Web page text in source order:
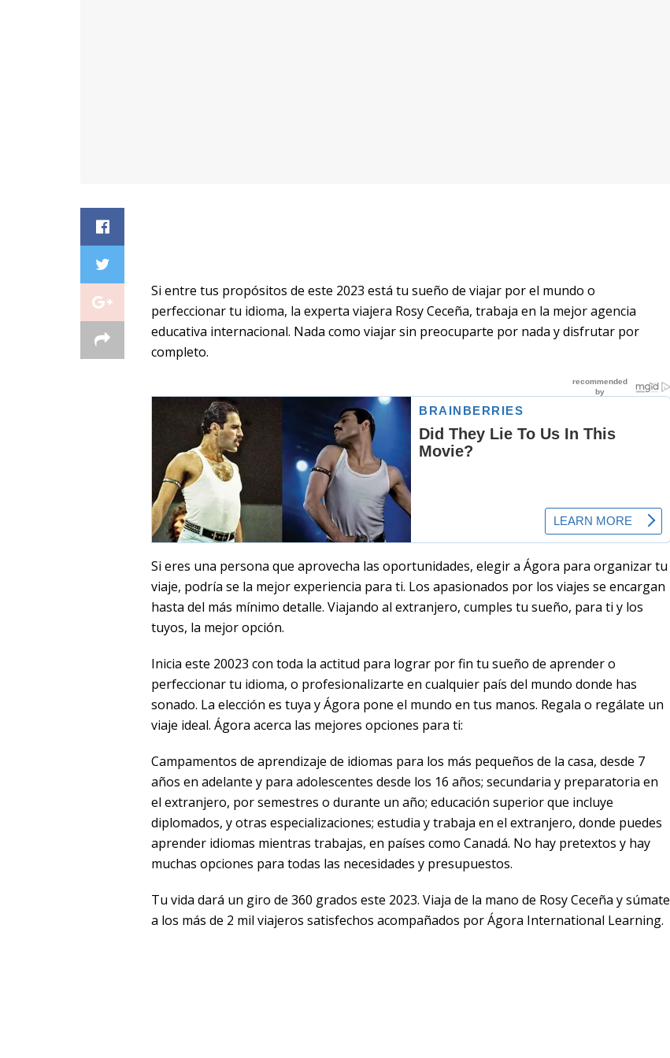
Si entre tus propósitos de este 2023 está tu sueño de viajar por el mundo o
perfeccionar tu idioma, la experta viajera Rosy Ceceña, trabaja en la mejor agencia
educativa internacional. Nada como viajar sin preocuparte por nada y disfrutar por
completo.
Si eres una persona que aprovecha las oportunidades, elegir a Ágora para organizar tu
viaje, podría se la mejor experiencia para ti. Los apasionados por los viajes se encargan
hasta del más mínimo detalle. Viajando al extranjero, cumples tu sueño, para ti y los
tuyos, la mejor opción.
Inicia este 20023 con toda la actitud para lograr por fin tu sueño de aprender o
perfeccionar tu idioma, o profesionalizarte en cualquier país del mundo donde has
sonado. La elección es tuya y Ágora pone el mundo en tus manos. Regala o regálate un
viaje ideal. Ágora acerca las mejores opciones para ti:
Campamentos de aprendizaje de idiomas para los más pequeños de la casa, desde 7
años en adelante y para adolescentes desde los 16 años; secundaria y preparatoria en
el extranjero, por semestres o durante un año; educación superior que incluye
diplomados, y otras especializaciones; estudia y trabaja en el extranjero, donde puedes
aprender idiomas mientras trabajas, en países como Canadá. No hay pretextos y hay
muchas opciones para todas las necesidades y presupuestos.
Tu vida dará un giro de 360 grados este 2023. Viaja de la mano de Rosy Ceceña y súmate
a los más de 2 mil viajeros satisfechos acompañados por Ágora International Learning.